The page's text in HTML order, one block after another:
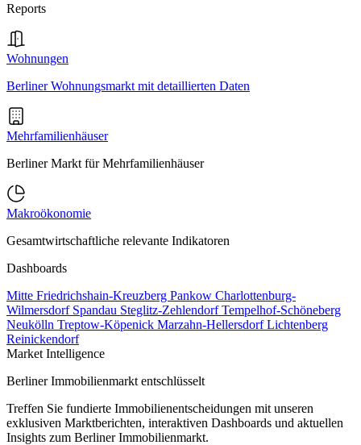
Reports
Wohnungen
Berliner Wohnungsmarkt mit detaillierten Daten
Mehrfamilienhäuser
Berliner Markt für Mehrfamilienhäuser
Makroökonomie
Gesamtwirtschaftliche relevante Indikatoren
Dashboards
Mitte Friedrichshain-Kreuzberg Pankow Charlottenburg-
Wilmersdorf Spandau Steglitz-ZehlendorfTempelhof-Schöneberg
Neukölln Treptow-Köpenick Marzahn-HellersdorfLichtenberg
Reinickendorf
Market Intelligence
Berliner Immobilienmarkt entschlüsselt
Treffen Sie fundierte Immobilienentscheidungen mit unseren
exklusiven Marktberichten, interaktiven Dashboards und aktuellen
Insights zum Berliner Immobilienmarkt.